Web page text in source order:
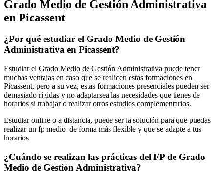
Grado Medio de Gestión Administrativa
en Picassent
¿Por qué estudiar el Grado Medio de Gestión
Administrativa en Picassent?
Estudiar el Grado Medio de Gestión Administrativa puede tener
muchas ventajas en caso que se realicen estas formaciones en
Picassent, pero a su vez, estas formaciones presenciales pueden ser
demasiado rígidas y no adaptarsea las necesidades que tienes de
horarios si trabajar o realizar otros estudios complementarios.
Estudiar online o a distancia, puede ser la solución para que puedas
realizar un fp medio de forma más flexible y que se adapte a tus
horarios-
¿Cuándo se realizan las prácticas del FP de Grado
Medio de Gestión Administrativa?